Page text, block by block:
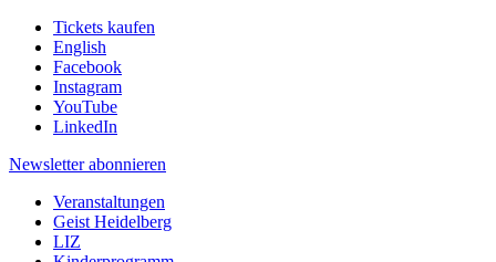
Tickets kaufen
English
Facebook
Instagram
YouTube
LinkedIn
Newsletter abonnieren
Veranstaltungen
Geist Heidelberg
LIZ